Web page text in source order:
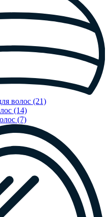
волос (21)
(14)
(7)